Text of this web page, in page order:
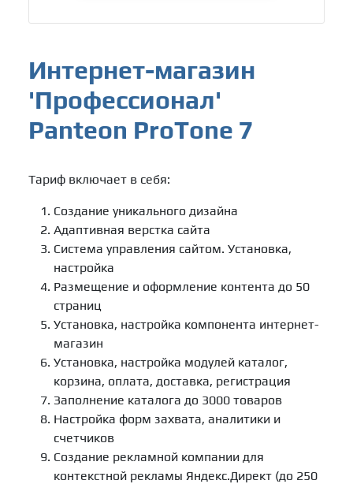
Интернет-магазин
'Профессионал'
Panteon ProTone 7
Тариф включает в себя:
Создание уникального дизайна
Адаптивная верстка сайта
Система управления сайтом. Установка,
настройка
Размещение и оформление контента до 50
страниц
Установка, настройка компонента интернет-
магазин
Установка, настройка модулей каталог,
корзина, оплата, доставка, регистрация
Заполнение каталога до 3000 товаров
Настройка форм захвата, аналитики и
счетчиков
Создание рекламной компании для
контекстной рекламы Яндекс.Директ (до 250